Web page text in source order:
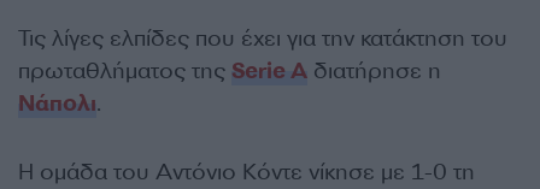
Τις λίγες ελπίδες που έχει για την κατάκτηση του
πρωταθλήματος της Serie A διατήρησε η
Νάπολι.
Η ομάδα του Αντόνιο Κόντε νίκησε με 1-0 τη